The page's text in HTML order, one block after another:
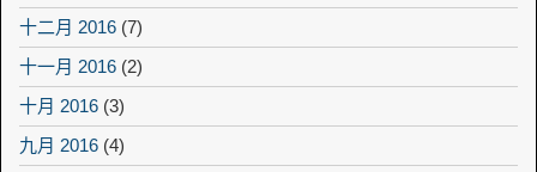
十二月 2016 (7)
十一月 2016 (2)
十月 2016 (3)
九月 2016 (4)